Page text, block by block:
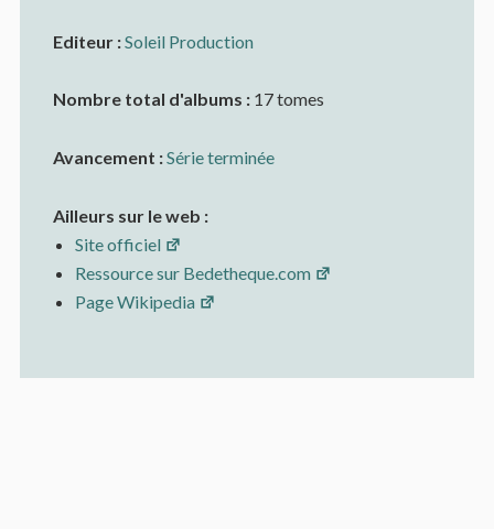
Editeur :Soleil Production
Nombre total d'albums : 17 tomes
Avancement :Série terminée
Ailleurs sur le web :
Site officiel
Ressource sur Bedetheque.com
Page Wikipedia